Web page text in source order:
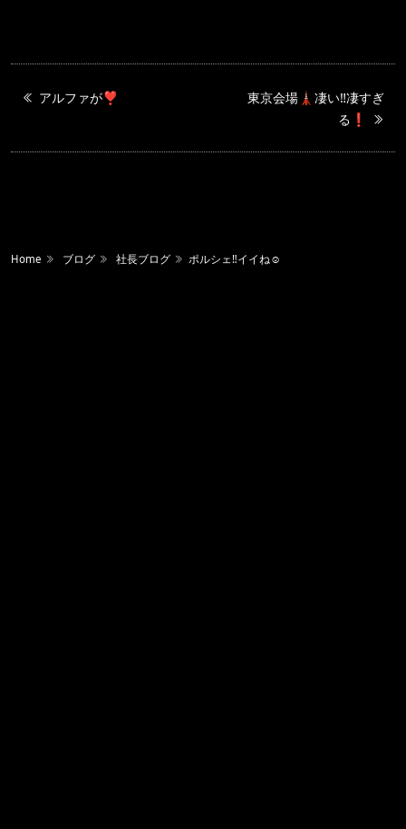
アルファが❣️
東京会場🗼凄い‼️凄すぎ
る❗️
Home ブログ 社長ブログ ポルシェ‼️イイね☺️